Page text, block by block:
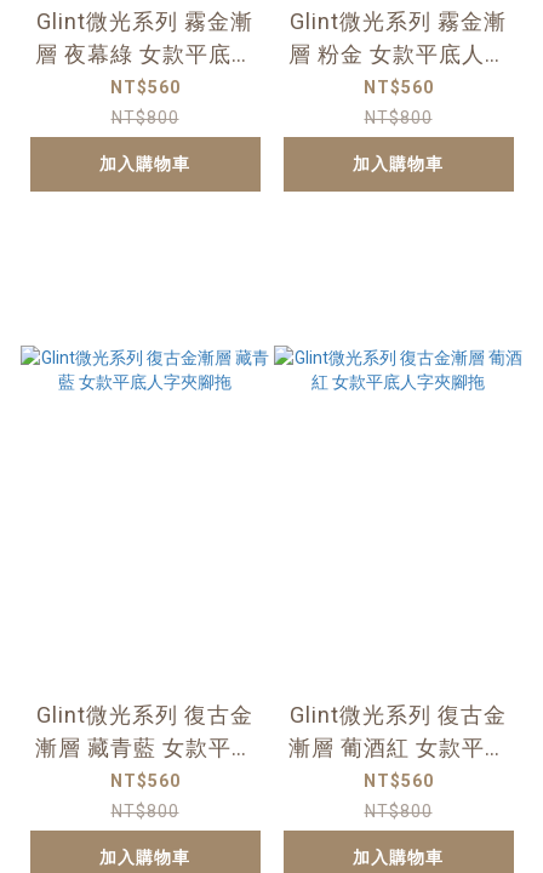
Glint微光系列 霧金漸
層 夜幕綠 女款平底人
字夾腳拖
NT$560
NT$800
加入購物車
Glint微光系列 霧金漸
層 粉金 女款平底人字
夾腳拖
NT$560
NT$800
加入購物車
Glint微光系列 復古金
漸層 藏青藍 女款平底
人字夾腳拖
NT$560
NT$800
加入購物車
Glint微光系列 復古金
漸層 葡酒紅 女款平底
人字夾腳拖
NT$560
NT$800
加入購物車